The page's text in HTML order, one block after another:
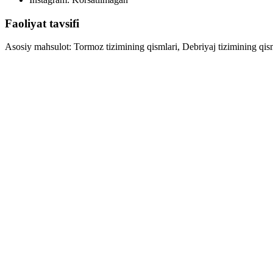
Faoliyat tavsifi
Asosiy mahsulot: Tormoz tizimining qismlari, Debriyaj tizimining